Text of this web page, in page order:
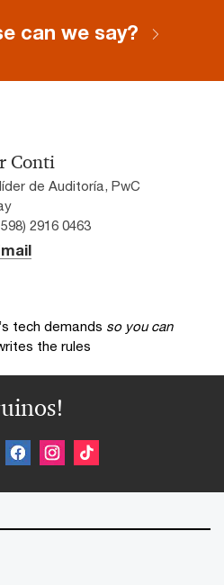
can we say?
Conti
de Auditoría, PwC
2916 0463
tech demands so you can
the rules